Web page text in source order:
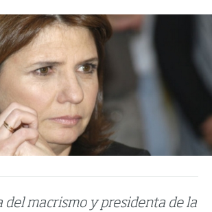
del macrismo y presidenta de la